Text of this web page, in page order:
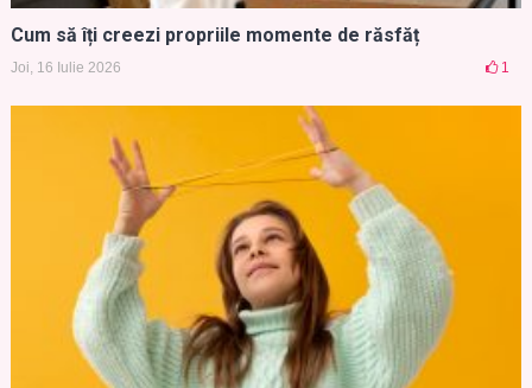
Cum să îți creezi propriile momente de răsfăț
Joi, 16 Iulie 2026 1